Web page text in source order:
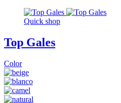
Quick shop
Top Gales
Color